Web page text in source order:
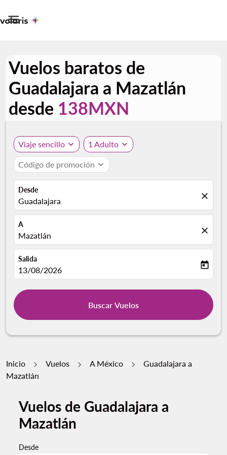

Vuelos baratos de
Guadalajara a Mazatlán
desde 138MXN
Viaje sencillo expand_more 1 Adulto expand_more
Código de promoción expand_more
Desde
Guadalajara close
A
Mazatlán close
Salida
fc-booking-departure-date-aria-label
13/08/2026 today
Buscar Vuelos
Inicio Vuelos A México
Guadalajara a
Mazatlán
Vuelos de Guadalajara a
Mazatlán
Desde